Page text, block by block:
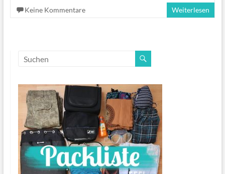
Keine Kommentare
Weiterlesen